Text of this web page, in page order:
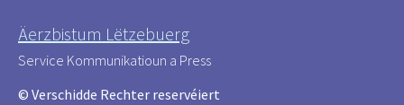
Äerzbistum Lëtzebuerg
Service Kommunikatioun a Press
© Verschidde Rechter reservéiert